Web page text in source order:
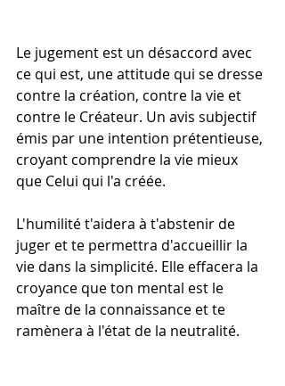
Le jugement est un désaccord avec
ce qui est, une attitude qui se dresse
contre la création, contre la vie et
contre le Créateur. Un avis subjectif
émis par une intention prétentieuse,
croyant comprendre la vie mieux
que Celui qui l'a créée.
L'humilité t'aidera à t'abstenir de
juger et te permettra d'accueillir la
vie dans la simplicité. Elle effacera la
croyance que ton mental est le
maître de la connaissance et te
ramènera à l'état de la neutralité.